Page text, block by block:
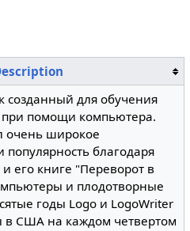
созданный для обучения
при помощи компьютера.
очень широкое
популярность благодаря
его книге "Переворот в
и плодотворные
годы Logo и LogoWriter
в США на каждом четвертом